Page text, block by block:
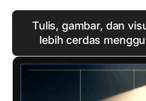
Tulis, gambar, dan
lebih cerdas